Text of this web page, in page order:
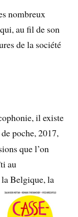
nombreux
au fil de son
de la société
il existe
poche, 2017,
que l’on
au
la Belgique, la